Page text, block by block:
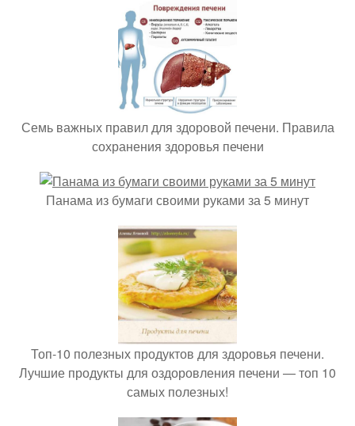
Семь важных правил для здоровой печени. Правила
сохранения здоровья печени
Панама из бумаги своими руками за 5 минут
Топ-10 полезных продуктов для здоровья печени.
Лучшие продукты для оздоровления печени — топ 10
самых полезных!